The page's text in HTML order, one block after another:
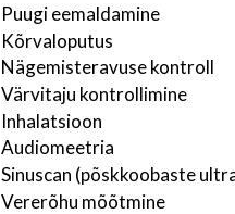
Puugi eemaldamine
Kõrvaloputus
Nägemisteravuse kontroll
Värvitaju kontrollimine
Inhalatsioon
Audiomeetria
Sinuscan (põskkoobaste
Vererõhu mõõtmine